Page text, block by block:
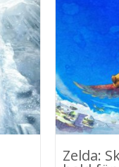
Zelda: